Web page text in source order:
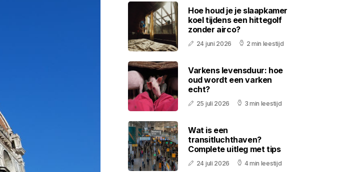
Hoe houd je je slaapkamer
koel tijdens een hittegolf
zonder airco?
24 juni 2026 2 min leestijd
Varkens levensduur: hoe
oud wordt een varken
echt?
25 juli 2026 3 min leestijd
Wat is een
transitluchthaven?
Complete uitleg met tips
24 juli 2026 4 min leestijd